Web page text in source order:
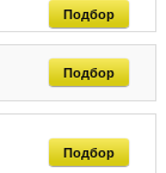
Подбор
Подбор
Подбор